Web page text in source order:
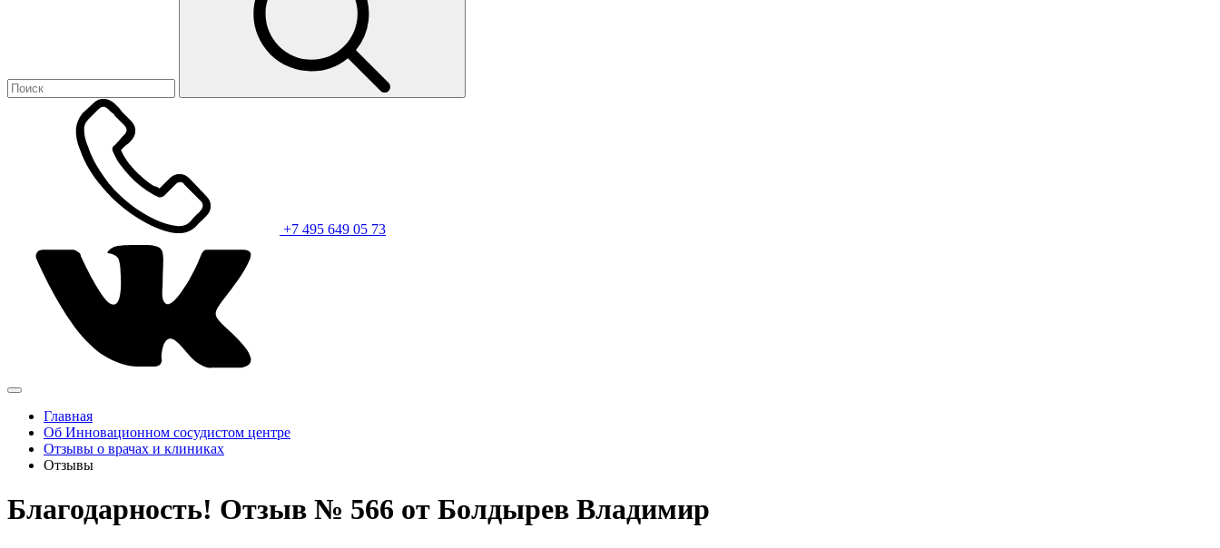
+7 495 649 05 73
Главная
Об Инновационном сосудистом центре
Отзывы о врачах и клиниках
Отзывы
Благодарность! Отзыв № 566 от Болдырев Владимир